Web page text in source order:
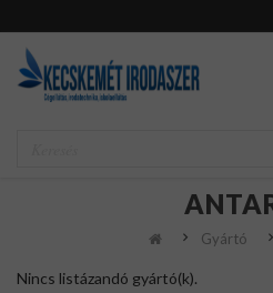
Gyártó
Nincs listázandó gyártó(k).